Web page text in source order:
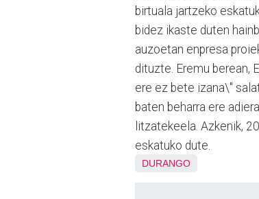
birtuala jartzeko
bidez ikaste duten
auzoetan enpresa
dituzte. Eremu berean,
ere ez bete izana\"
baten beharra ere
litzatekeela. Azkenik,
eskatuko dute.
DURANGO